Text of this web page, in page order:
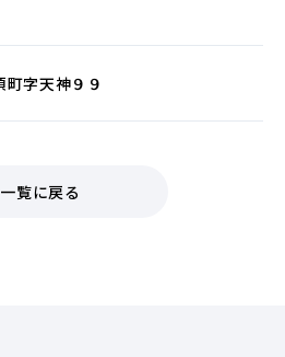
町字天神９９
一覧に戻る